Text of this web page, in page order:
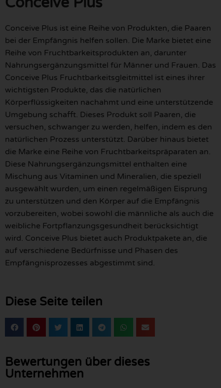
Conceive Plus ist eine Reihe von Produkten, die Paaren
bei der Empfängnis helfen sollen. Die Marke bietet eine
Reihe von Fruchtbarkeitsprodukten an, darunter
Nahrungsergänzungsmittel für Männer und Frauen. Das
Conceive Plus Fruchtbarkeitsgleitmittel ist eines ihrer
wichtigsten Produkte, das die natürlichen
Körperflüssigkeiten nachahmt und eine unterstützende
Umgebung schafft. Dieses Produkt soll Paaren, die
versuchen, schwanger zu werden, helfen, indem es den
natürlichen Prozess unterstützt. Darüber hinaus bietet
die Marke eine Reihe von Fruchtbarkeitspräparaten an.
Diese Nahrungsergänzungsmittel enthalten eine
Mischung aus Vitaminen und Mineralien, die speziell
ausgewählt wurden, um einen regelmäßigen Eisprung
zu unterstützen und den Körper auf die Empfängnis
vorzubereiten, wobei sowohl die männliche als auch die
weibliche Fortpflanzungsgesundheit berücksichtigt
wird. Conceive Plus bietet auch Produktpakete an, die
auf verschiedene Bedürfnisse und Phasen des
Empfängnisprozesses abgestimmt sind.
Diese Seite teilen
Bewertungen über dieses
Unternehmen